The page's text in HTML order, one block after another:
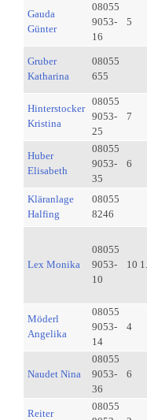
Gauda
Günter
08055
9053-
16
5
Gruber
Katharina
08055
655
Hinterstocker
Kristina
08055
9053-
25
7
Huber
Elisabeth
08055
9053-
35
6
Kläranlage
Halfing
08055
8246
Lex Monika
08055
9053-
10
10
Möderl
Angelika
08055
9053-
14
4
Naudet Nina
08055
9053-
36
6
Reiter
08055